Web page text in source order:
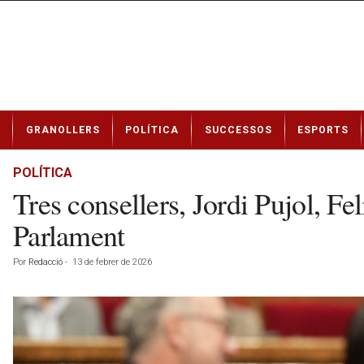
t
GRANOLLERS POLÍTICA SUCCESSOS ESPORTS
POLÍTICA
Tres consellers, Jordi Pujol,
Parlament
Por Redacció - 13 de febrer de 2026